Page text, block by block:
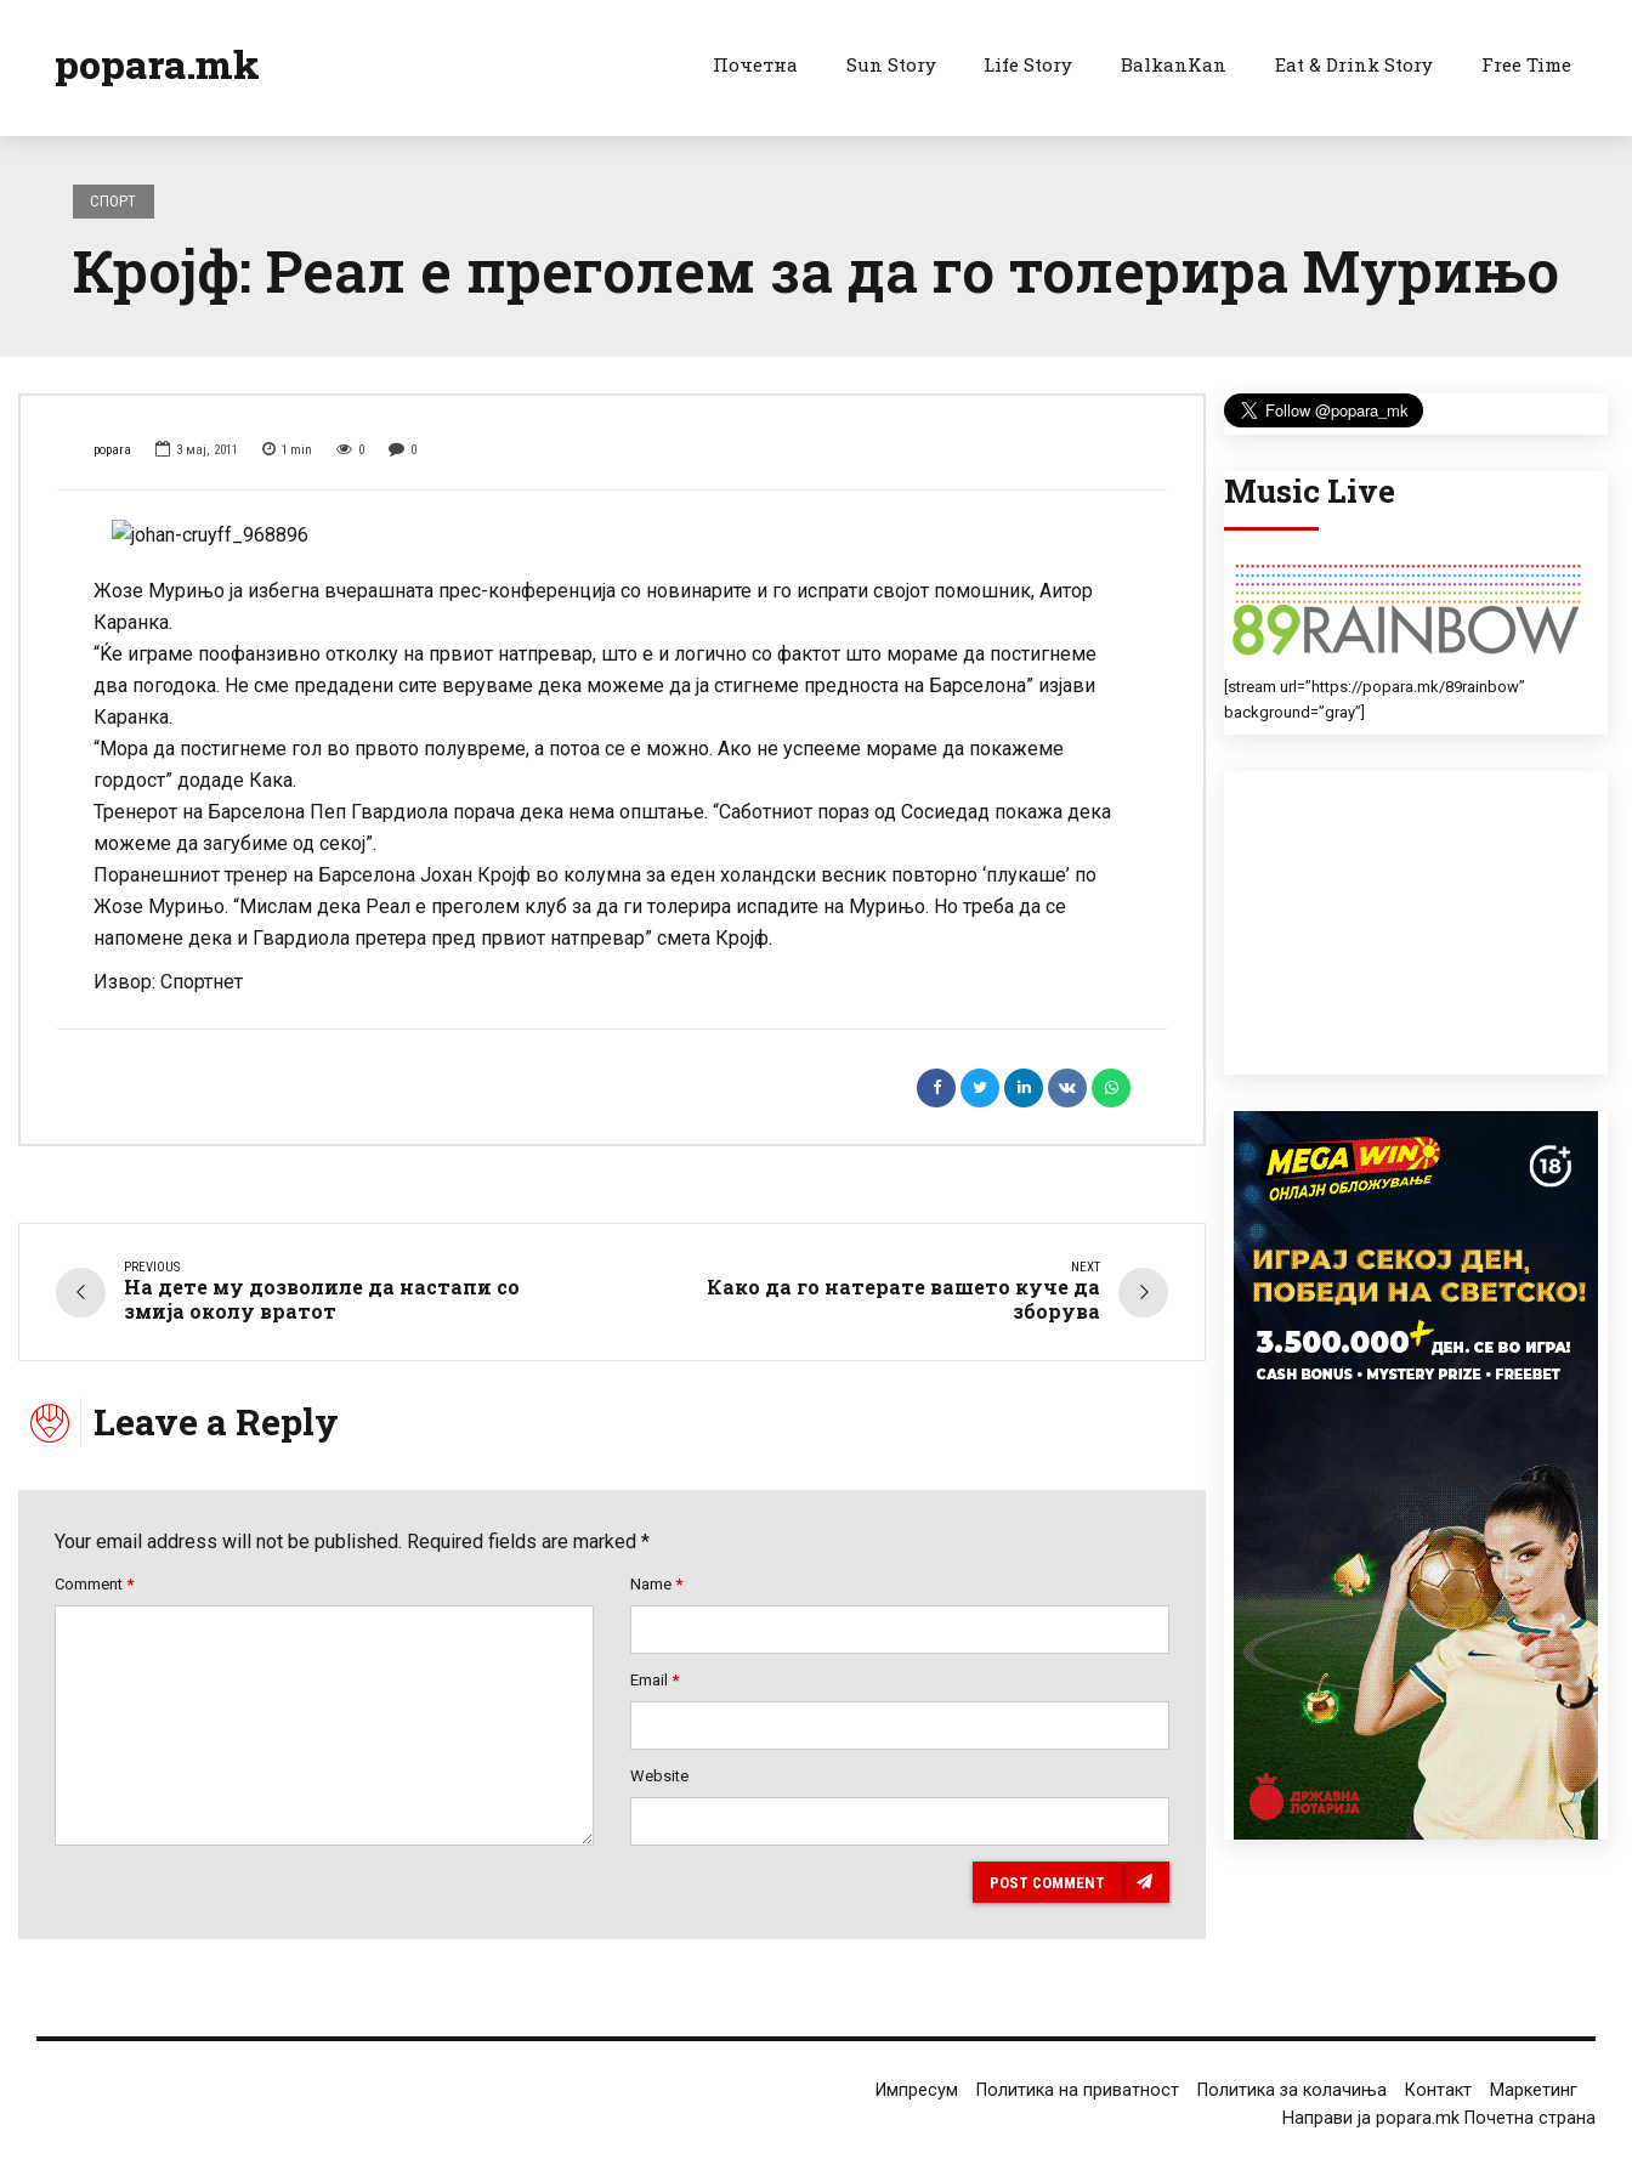
popara.mk Почетна Sun Story Life Story BalkanKan Eat & Drink Story Free Time
СПОРТ
Кројф: Реал е преголем за да го толерира Мурињо
popara 3 мај, 2011 1 min 0 0
Жозе Мурињо ја избегна вчерашната прес-конференција со новинарите и го испрати својот помошник, Аитор
Каранка.
“Ќе играме поофанзивно отколку на првиот натпревар, што е и логично со фактот што мораме да постигнеме
два погодока. Не сме предадени сите веруваме дека можеме да ја стигнеме предноста на Барселона” изјави
Каранка.
“Мора да постигнеме гол во првото полувреме, а потоа се е можно. Ако не успееме мораме да покажеме
гордост” додаде Кака.
Тренерот на Барселона Пеп Гвардиола порача дека нема општање. “Саботниот пораз од Сосиедад покажа дека
можеме да загубиме од секој”.
Поранешниот тренер на Барселона Јохан Кројф во колумна за еден холандски весник повторно ‘плукаше’ по
Жозе Мурињо. “Мислам дека Реал е преголем клуб за да ги толерира испадите на Мурињо. Но треба да се
напомене дека и Гвардиола претера пред првиот натпревар” смета Кројф.
Извор: Спортнет
PREVIOUS
На дете му дозволиле да настапи со
змија околу вратот
NEXT
Како да го натерате вашето куче да
зборува
Leave a Reply
Your email address will not be published. Required fields are marked *
Comment * Name *
Email *
Website
POST COMMENT
Music Live
[stream url=”https://popara.mk/89rainbow”
background=”gray”]
Импресум Политика на приватност Политика за колачиња Контакт
Маркетинг
Направи ја popara.mk Почетна страна